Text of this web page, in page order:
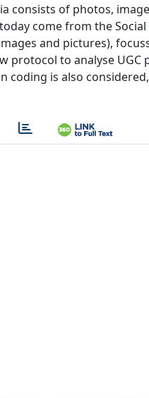
consists of photos,
come from the
and pictures),
to analyse UGC
coding is also